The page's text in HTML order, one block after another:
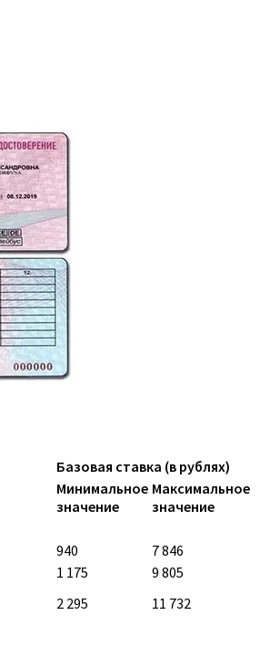
Базовая ставка (в рублях)
Минимальное
значение
Максимальное
значение
940
7 846
1 175
9 805
2 295 11 732